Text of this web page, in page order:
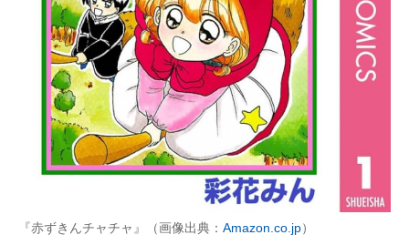
『赤ずきんチャチャ』（画像出典： Amazon.co.jp）